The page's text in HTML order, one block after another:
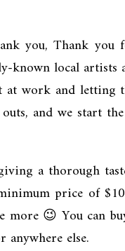
you, Thank
known local
work and letting
and we start
a thorough
price of
more 😉 You can
else.